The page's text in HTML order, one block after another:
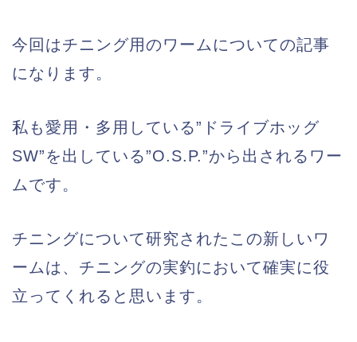
今回はチニング用のワームについての記事
になります。
私も愛用・多用している”ドライブホッグ
SW”を出している”O.S.P.”から出されるワー
ムです。
チニングについて研究されたこの新しいワ
ームは、チニングの実釣において確実に役
立ってくれると思います。